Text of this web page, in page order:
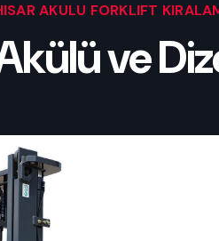
AKÜLÜ FORKLIFT
ve